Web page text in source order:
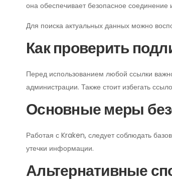
она обеспечивает безопасное
Для поиска актуальных данных можно
Как проверить
Перед использованием любой ссылки
администрации. Также стоит избегать
Основные меры
Работая с Kraken, следует соблюдать
утечки информации.
Альтернативные